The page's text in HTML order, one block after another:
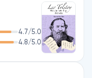
Hòa Bình (năm 1869)
coi là đỉnh cao của tiểu
ngắn, truyện ngụ
4.7/5.0
4.8/5.0